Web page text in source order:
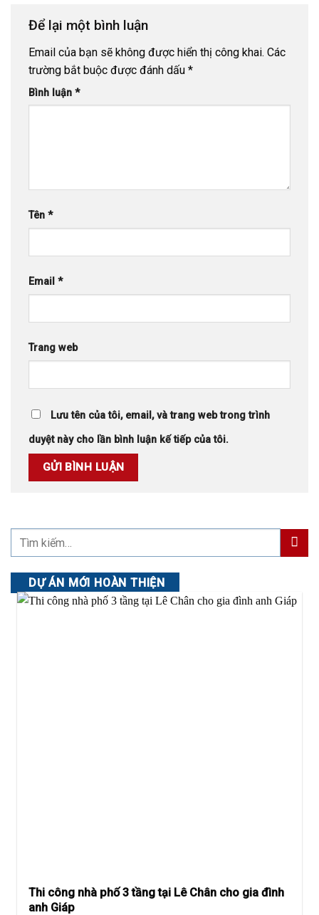
Để lại một bình luận
Email của bạn sẽ không được hiển thị công khai. Các
trường bắt buộc được đánh dấu *
Bình luận *
Tên *
Email *
Trang web
Lưu tên của tôi, email, và trang web trong trình
duyệt này cho lần bình luận kế tiếp của tôi.
DỰ ÁN MỚI HOÀN THIỆN
Thi công nhà phố 3 tầng tại Lê Chân cho gia đình
anh Giáp